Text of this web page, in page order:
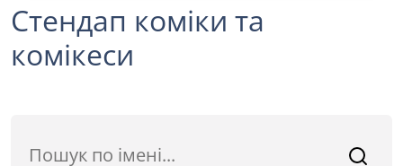
Стендап коміки та
комікеси